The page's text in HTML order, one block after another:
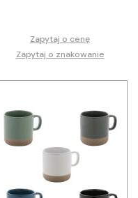
Zapytaj o cenę
Zapytaj o znakowanie